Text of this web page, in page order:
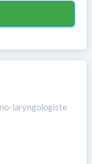
laryngologiste